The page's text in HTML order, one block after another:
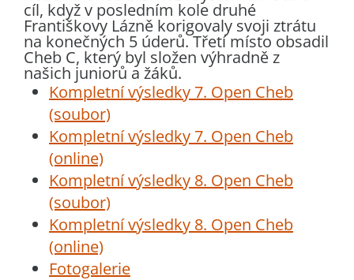
cíl, když v posledním kole druhé
Františkovy Lázně korigovaly svoji ztrátu
na konečných 5 úderů. Třetí místo obsadil
Cheb C, který byl složen výhradně z
našich juniorů a žáků.
Kompletní výsledky 7. Open Cheb
(soubor)
Kompletní výsledky 7. Open Cheb
(online)
Kompletní výsledky 8. Open Cheb
(soubor)
Kompletní výsledky 8. Open Cheb
(online)
Fotogalerie